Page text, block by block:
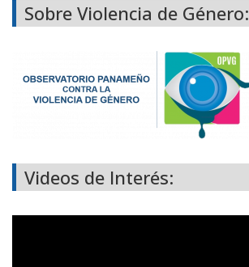
Sobre Violencia de Género:
Videos de Interés: